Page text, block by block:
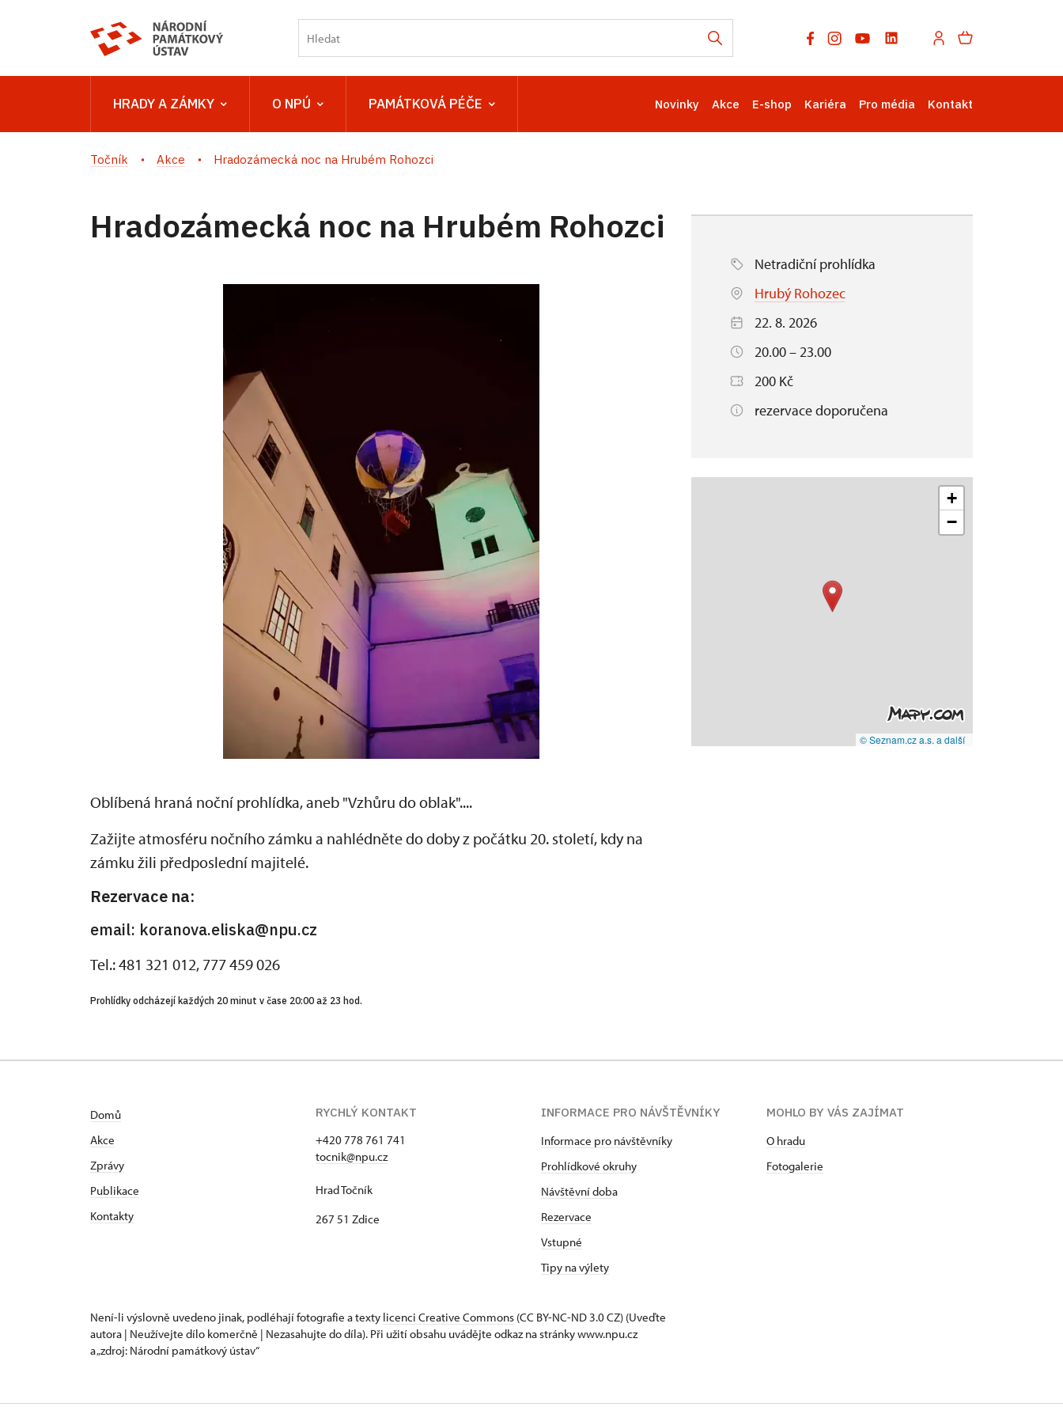
HRADY A ZÁMKY O NPÚ PAMÁTKOVÁ PÉČE Novinky Akce E-shop Kariéra Pro média Kontakt
Točník Akce Hradozámecká noc na Hrubém Rohozci
Hradozámecká noc na Hrubém Rohozci
Oblíbená hraná noční prohlídka, aneb "Vzhůru do oblak"....
Zažijte atmosféru nočního zámku a nahlédněte do doby z počátku 20. století, kdy na
zámku žili předposlední majitelé.
Rezervace na:
email: koranova.eliska@npu.cz
Tel.: 481 321 012, 777 459 026
Prohlídky odcházejí každých 20 minut v čase 20:00 až 23 hod.
Netradiční prohlídka
Hrubý Rohozec
22. 8. 2026
20.00 – 23.00
200 Kč
rezervace doporučena
+
−
© Seznam.cz a.s. a další
Domů
Akce
Zprávy
Publikace
Kontakty
RYCHLÝ KONTAKT
+420 778 761 741
tocnik@npu.cz
Hrad Točník
267 51 Zdice
INFORMACE PRO NÁVŠTĚVNÍKY
Informace pro návštěvníky
Prohlídkové okruhy
Návštěvní doba
Rezervace
Vstupné
Tipy na výlety
MOHLO BY VÁS ZAJÍMAT
O hradu
Fotogalerie
Není-li výslovně uvedeno jinak, podléhají fotografie a texty licenci Creative Commons (CC BY-NC-ND 3.0 CZ) (Uveďte
autora | Neužívejte dílo komerčně | Nezasahujte do díla). Při užití obsahu uvádějte odkaz na stránky www.npu.cz
a „zdroj: Národní památkový ústav“